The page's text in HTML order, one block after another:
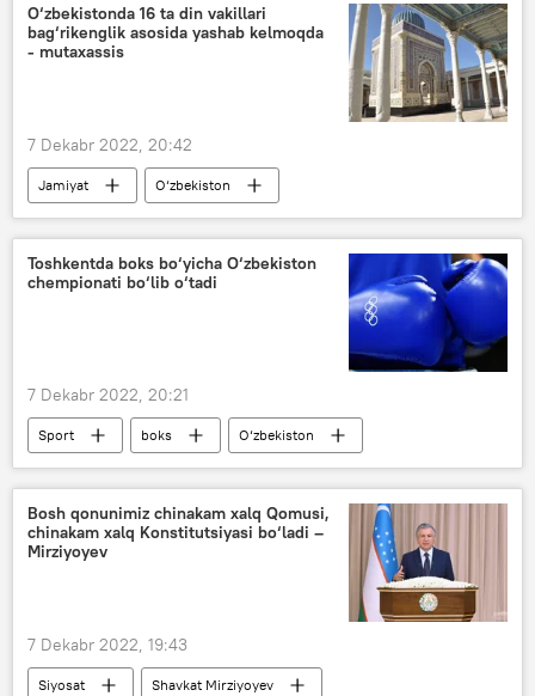
O‘zbekistonda 16 ta din vakillari
bag‘rikenglik asosida yashab kelmoqda
- mutaxassis
7 Dekabr 2022, 20:42
Jamiyat
O‘zbekiston
Din ishlari bo‘yicha qo‘mita
diniy erkinlik
Bag‘rikenglik kuni
konstitutsiya
Toshkentda boks bo‘yicha O‘zbekiston
chempionati bo‘lib o‘tadi
7 Dekabr 2022, 20:21
Sport boks
O‘zbekiston
Boks bo‘yicha jahon chempionati — 2023
Bosh qonunimiz chinakam xalq Qomusi,
chinakam xalq Konstitutsiyasi bo‘ladi –
Mirziyoyev
7 Dekabr 2022, 19:43
Siyosat
Shavkat Mirziyoyev